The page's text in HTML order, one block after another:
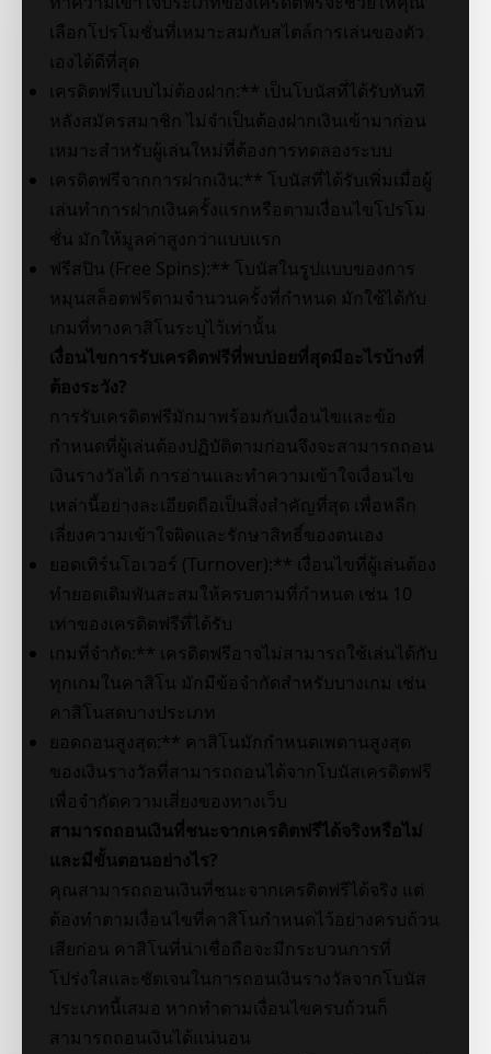
เลือกโปรโมชั่นที่เหมาะสมกับสไตล์การเล่นของตัว
เองได้ดีที่สุด
เครดิตฟรีแบบไม่ต้องฝาก:** เป็นโบนัสที่ได้รับทันที
หลังสมัครสมาชิก ไม่จำเป็นต้องฝากเงินเข้ามาก่อน
เหมาะสำหรับผู้เล่นใหม่ที่ต้องการทดลองระบบ
เครดิตฟรีจากการฝากเงิน:** โบนัสที่ได้รับเพิ่มเมื่อผู้
เล่นทำการฝากเงินครั้งแรกหรือตามเงื่อนไขโปรโม
ชั่น มักให้มูลค่าสูงกว่าแบบแรก
ฟรีสปิน (Free Spins):** โบนัสในรูปแบบของการ
หมุนสล็อตฟรีตามจำนวนครั้งที่กำหนด มักใช้ได้กับ
เกมที่ทางคาสิโนระบุไว้เท่านั้น
เงื่อนไขการรับเครดิตฟรีที่พบบ่อยที่สุดมีอะไรบ้างที่
ต้องระวัง?
การรับเครดิตฟรีมักมาพร้อมกับเงื่อนไขและข้อ
กำหนดที่ผู้เล่นต้องปฏิบัติตามก่อนจึงจะสามารถถอน
เงินรางวัลได้ การอ่านและทำความเข้าใจเงื่อนไข
เหล่านี้อย่างละเอียดถือเป็นสิ่งสำคัญที่สุด เพื่อหลีก
เลี่ยงความเข้าใจผิดและรักษาสิทธิ์ของตนเอง
ยอดเทิร์นโอเวอร์ (Turnover):** เงื่อนไขที่ผู้เล่นต้อง
ทำยอดเดิมพันสะสมให้ครบตามที่กำหนด เช่น 10
เท่าของเครดิตฟรีที่ได้รับ
เกมที่จำกัด:** เครดิตฟรีอาจไม่สามารถใช้เล่นได้กับ
ทุกเกมในคาสิโน มักมีข้อจำกัดสำหรับบางเกม เช่น
คาสิโนสดบางประเภท
ยอดถอนสูงสุด:** คาสิโนมักกำหนดเพดานสูงสุด
ของเงินรางวัลที่สามารถถอนได้จากโบนัสเครดิตฟรี
เพื่อจำกัดความเสี่ยงของทางเว็บ
สามารถถอนเงินที่ชนะจากเครดิตฟรีได้จริงหรือไม่
และมีขั้นตอนอย่างไร?
คุณสามารถถอนเงินที่ชนะจากเครดิตฟรีได้จริง แต่
ต้องทำตามเงื่อนไขที่คาสิโนกำหนดไว้อย่างครบถ้วน
เสียก่อน คาสิโนที่น่าเชื่อถือจะมีกระบวนการที่
โปร่งใสและชัดเจนในการถอนเงินรางวัลจากโบนัส
ประเภทนี้เสมอ หากทำตามเงื่อนไขครบถ้วนก็
สามารถถอนเงินได้แน่นอน